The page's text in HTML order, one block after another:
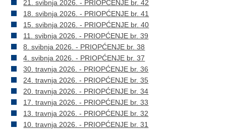
21. svibnja 2026. - PRIOPĆENJE br. 42
18. svibnja 2026. - PRIOPĆENJE br. 41
15. svibnja 2026. - PRIOPĆENJE br. 40
11. svibnja 2026. - PRIOPĆENJE br. 39
8. svibnja 2026. - PRIOPĆENJE br. 38
4. svibnja 2026. - PRIOPĆENJE br. 37
30. travnja 2026. - PRIOPĆENJE br. 36
24. travnja 2026. - PRIOPĆENJE br. 35
20. travnja 2026. - PRIOPĆENJE br. 34
17. travnja 2026. - PRIOPĆENJE br. 33
13. travnja 2026. - PRIOPĆENJE br. 32
10. travnja 2026. - PRIOPĆENJE br. 31